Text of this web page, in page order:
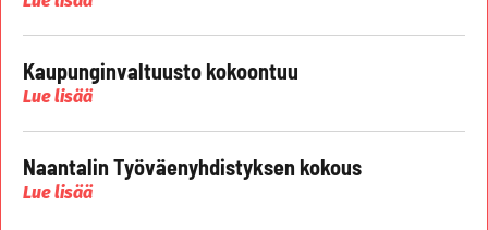
Kaupunginvaltuusto kokoontuu
Lue lisää
Naantalin Työväenyhdistyksen kokous
Lue lisää